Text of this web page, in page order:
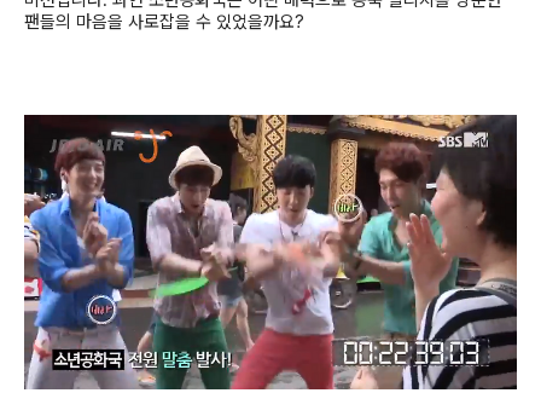
팬들의 마음을 사로잡을 수 있었을까요?